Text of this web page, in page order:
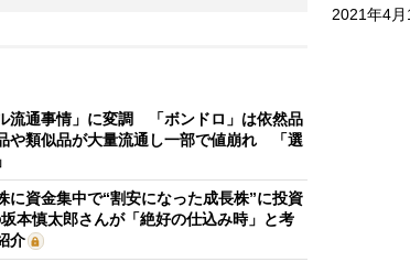
流通事情」に変調 「ボンドロ」は依然品
や類似品が大量流通し一部で値崩れ 「選
に資金集中で“割安になった成長株”に投資
本慎太郎さんが「絶好の仕込み時」と考
介
2021年4